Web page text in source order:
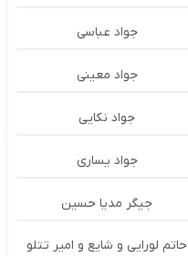
جواد عباسی
جواد معینی
جواد نکایی
جواد یساری
جیگر مدیا حسین
حاتم لورایی و شایع و امیر تتلو